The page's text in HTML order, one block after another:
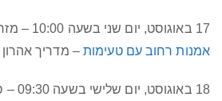
17 באוגוסט, יום שני בשעה 10:00 – מזרח לונדון –
אמנות רחוב עם טעימות – מדריך אהרון
18 באוגוסט, יום שלישי בשעה 09:30 – סיור קלאסי –